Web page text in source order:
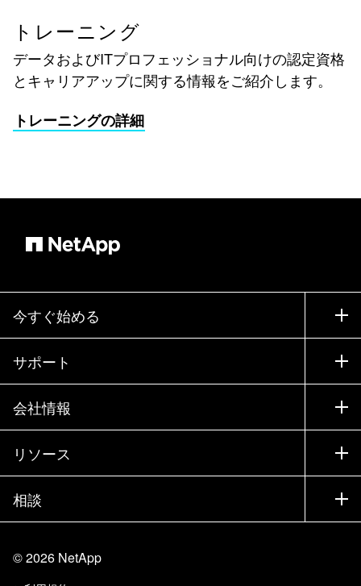
トレーニング
データおよびITプロフェッショナル向けの認定資格
とキャリアアップに関する情報をご紹介します。
トレーニングの詳細
今すぐ始める
購入方法
営業チームへのお問い合わせ
パートナーを検索
エグゼクティブ ブリーフィング
製品A-Z
サポート
サポート
トレーニング
ドキュメント
ナレッジ ベース
コミュニティ
知識の習得
会社情報
会社情報
パートナー
採用情報
Trust Center
リソース
ニュースルーム
イベント
ブログ
カスタマー エクスペリエンス
相談
当サイトに関するフィードバック
©2026 NetApp